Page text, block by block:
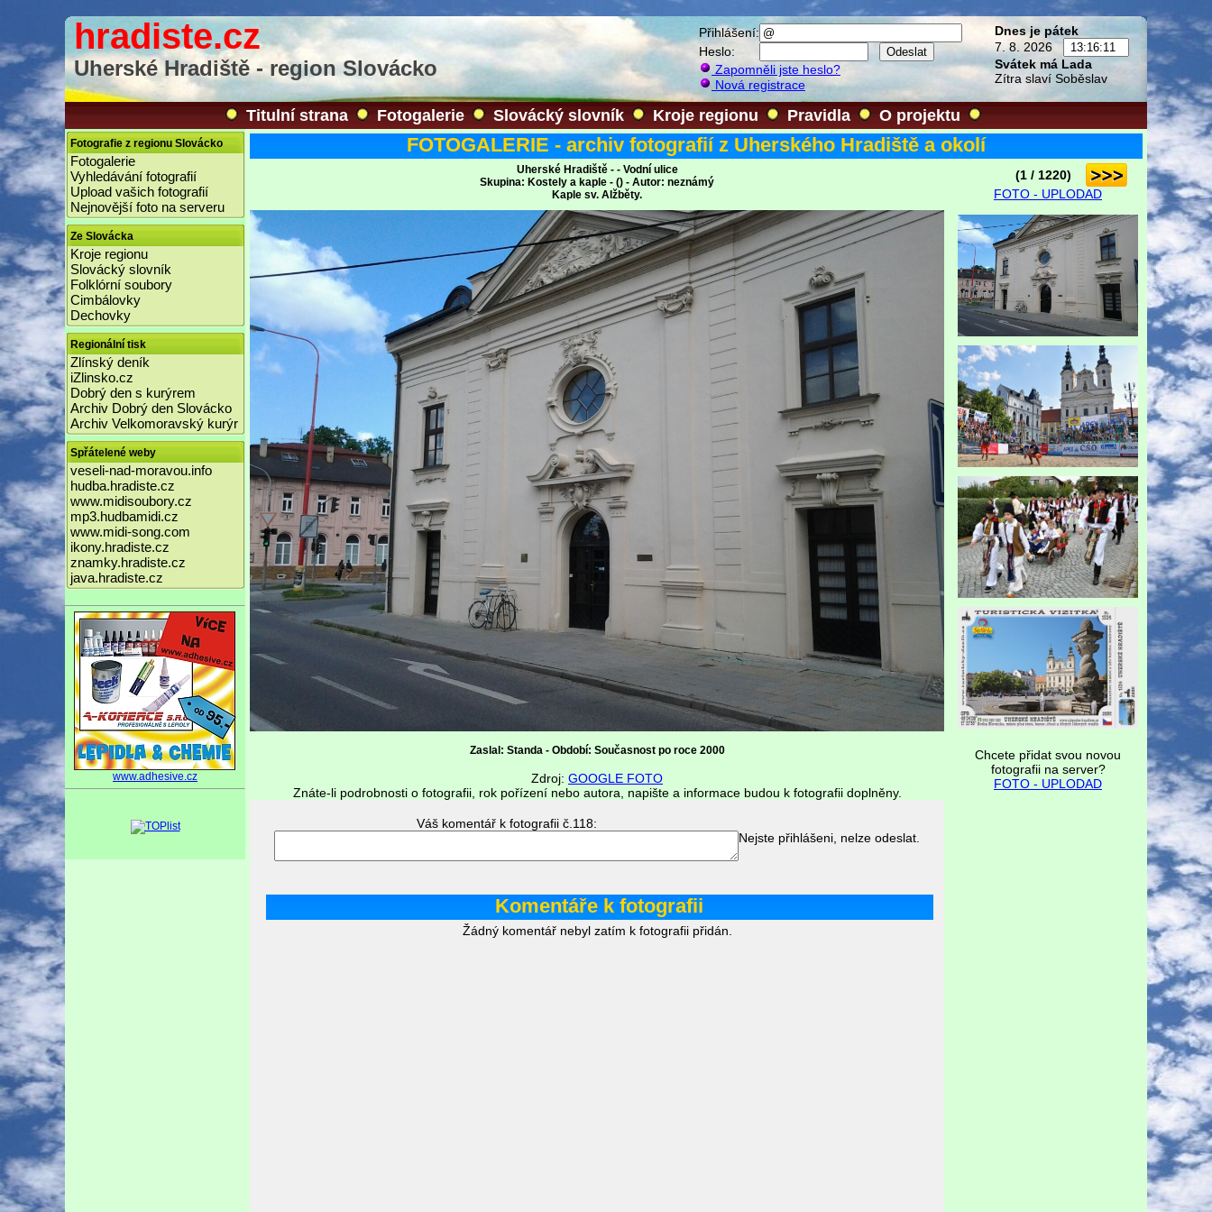
Přihlášení:
Heslo:
Zapomněli jste heslo?
Nová registrace
Dnes je pátek
7. 8. 2026
Svátek má Lada
Zítra slaví Soběslav
hradiste.cz
Uherské Hradiště - region Slovácko
Titulní strana Fotogalerie Slovácký slovník Kroje regionu Pravidla O projektu
Fotografie z regionu Slovácko
Fotogalerie
Vyhledávání fotografií
Upload vašich fotografií
Nejnovější foto na serveru
Ze Slovácka
Kroje regionu
Slovácký slovník
Folklórní soubory
Cimbálovky
Dechovky
Regionální tisk
Zlínský deník
iZlinsko.cz
Dobrý den s kurýrem
Archiv Dobrý den Slovácko
Archiv Velkomoravský kurýr
Spřátelené weby
veseli-nad-moravou.info
hudba.hradiste.cz
www.midisoubory.cz
mp3.hudbamidi.cz
www.midi-song.com
ikony.hradiste.cz
znamky.hradiste.cz
java.hradiste.cz
www.adhesive.cz
FOTOGALERIE - archiv fotografií z Uherského Hradiště a okolí
Uherské Hradiště - - Vodní ulice
Skupina: Kostely a kaple - () - Autor: neznámý
Kaple sv. Alžběty.
(1 / 1220)
FOTO - UPLODAD
Zaslal: Standa - Období: Současnost po roce 2000
Zdroj: GOOGLE FOTO
Znáte-li podrobnosti o fotografii, rok pořízení nebo autora, napište a informace budou k fotografii doplněny.
Chcete přidat svou novou
fotografii na server?
FOTO - UPLODAD